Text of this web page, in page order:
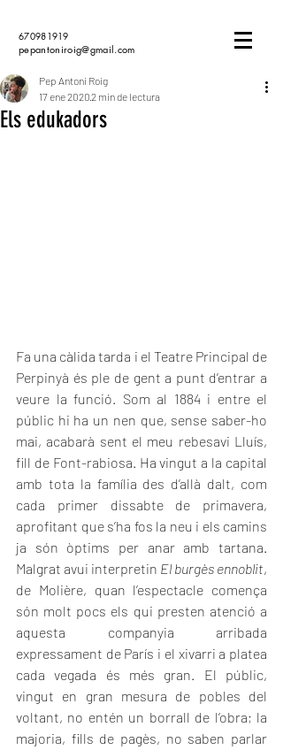
670981919
pepantoniroig@gmail.com
Els edukadors
Pep Antoni Roig
17 ene 20202 min de lectura
Fa una càlida tarda i el Teatre Principal de
Perpinyà és ple de gent a punt d’entrar a
veure la funció. Som al 1884 i entre el
públic hi ha un nen que, sense saber-ho
mai, acabarà sent el meu rebesavi Lluís,
fill de Font-rabiosa. Ha vingut a la capital
amb tota la família des d’allà dalt, com
cada primer dissabte de primavera,
aprofitant que s’ha fos la neu i els camins
ja són òptims per anar amb tartana.
Malgrat avui interpretin El burgès ennoblit,
de Molière, quan l’espectacle comença
són molt pocs els qui presten atenció a
aquesta companyia arribada
expressament de París i el xivarri a platea
cada vegada és més gran. El públic,
vingut en gran mesura de pobles del
voltant, no entén un borrall de l’obra; la
majoria, fills de pagès, no saben parlar